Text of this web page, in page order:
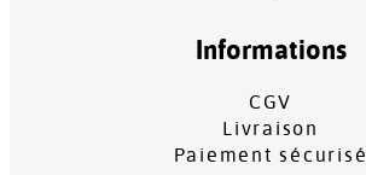
Informations
CGV
Livraison
Paiement sécurisé